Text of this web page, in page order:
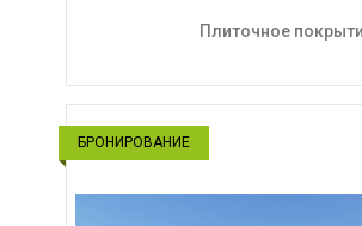
Плиточное
БРОНИРОВАНИЕ